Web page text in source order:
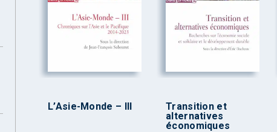
L’Asie-Monde – III
Transition et
alternatives
économiques